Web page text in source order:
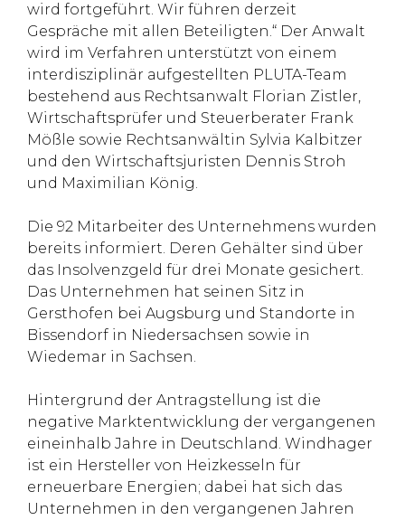
wird fortgeführt. Wir führen derzeit
Gespräche mit allen Beteiligten.“ Der Anwalt
wird im Verfahren unterstützt von einem
interdisziplinär aufgestellten PLUTA-Team
bestehend aus Rechtsanwalt Florian Zistler,
Wirtschaftsprüfer und Steuerberater Frank
Mößle sowie Rechtsanwältin Sylvia Kalbitzer
und den Wirtschaftsjuristen Dennis Stroh
und Maximilian König.
Die 92 Mitarbeiter des Unternehmens wurden
bereits informiert. Deren Gehälter sind über
das Insolvenzgeld für drei Monate gesichert.
Das Unternehmen hat seinen Sitz in
Gersthofen bei Augsburg und Standorte in
Bissendorf in Niedersachsen sowie in
Wiedemar in Sachsen.
Hintergrund der Antragstellung ist die
negative Marktentwicklung der vergangenen
eineinhalb Jahre in Deutschland. Windhager
ist ein Hersteller von Heizkesseln für
erneuerbare Energien; dabei hat sich das
Unternehmen in den vergangenen Jahren